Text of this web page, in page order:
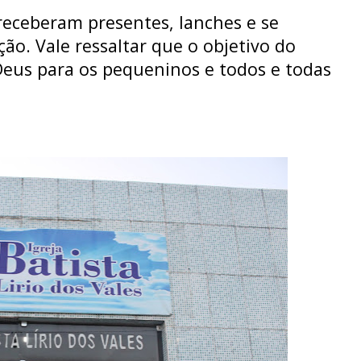
presentes, lanches e se
Vale ressaltar que o objetivo do
para os pequeninos e todos e todas